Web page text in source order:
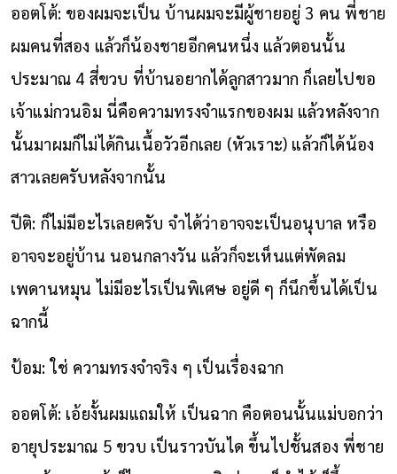
ออตโต้: ของผมจะเป็น บ้านผมจะมีผู้ชายอยู่ 3 คน พี่ชาย
ผมคนที่สอง แล้วก็น้องชายอีกคนหนึ่ง แล้วตอนนั้น
ประมาณ 4 สี่ขวบ ที่บ้านอยากได้ลูกสาวมาก ก็เลยไปขอ
เจ้าแม่กวนอิม นี่คือความทรงจำแรกของผม แล้วหลังจาก
นั้นมาผมก็ไม่ได้กินเนื้อวัวอีกเลย (หัวเราะ) แล้วก็ได้น้อง
สาวเลยครับหลังจากนั้น
ปีติ: ก็ไม่มีอะไรเลยครับ จำได้ว่าอาจจะเป็นอนุบาล หรือ
อาจจะอยู่บ้าน นอนกลางวัน แล้วก็จะเห็นแต่พัดลม
เพดานหมุน ไม่มีอะไรเป็นพิเศษ อยู่ดี ๆ ก็นึกขึ้นได้เป็น
ฉากนี้
ป้อม: ใช่ ความทรงจำจริง ๆ เป็นเรื่องฉาก
ออตโต้: เอ้ยงั้นผมแถมให้ เป็นฉาก คือตอนนั้นแม่บอกว่า
อายุประมาณ 5 ขวบ เป็นราวบันได ขึ้นไปชั้นสอง พี่ชาย